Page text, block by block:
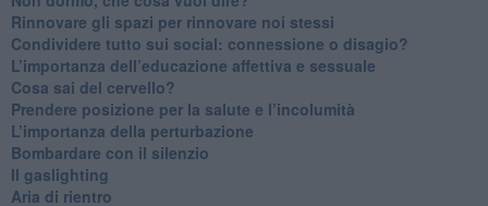
​Rinnovare gli spazi per rinnovare noi stessi
​Condividere tutto sui social: connessione o disagio?
​L’importanza dell’educazione affettiva e sessuale
​Cosa sai del cervello?
Prendere posizione per la salute e l’incolumità
L’importanza della perturbazione
​Bombardare con il silenzio
Il gaslighting
Aria di rientro